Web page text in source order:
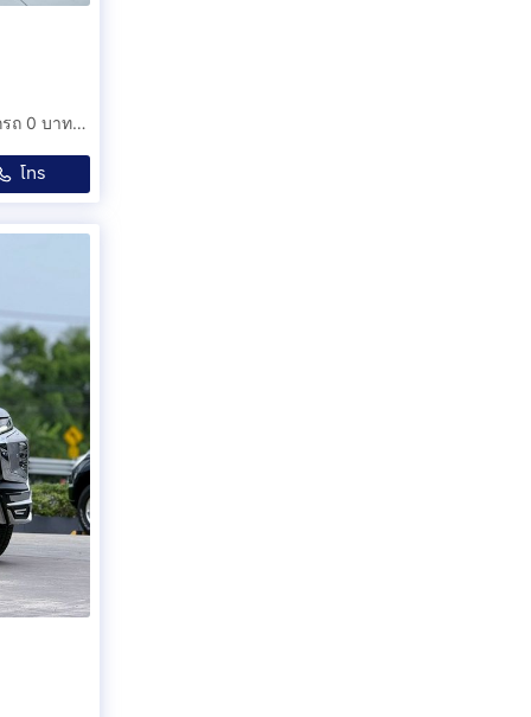
MITSUBISHI PAJERO 2.4 GT Premium 4WD AT 2019 ออกรถ 0 บาท รหัสรถ 2B611
โทร